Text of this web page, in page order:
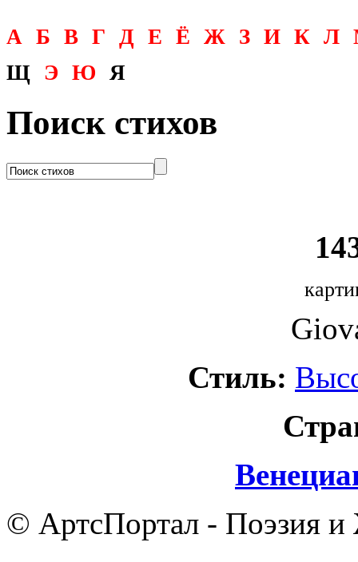
А Б В Г Д Е Ё Ж З И К Л
Щ Э Ю Я
Поиск стихов
Стиль:
© АртсПортал - Поэзия